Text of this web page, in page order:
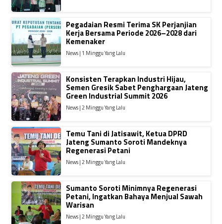
Pegadaian Resmi Terima SK Perjanjian
Kerja Bersama Periode 2026–2028 dari
Kemenaker
News | 1 Minggu Yang Lalu
Konsisten Terapkan Industri Hijau,
Semen Gresik Sabet Penghargaan Jateng
Green Industrial Summit 2026
News | 2 Minggu Yang Lalu
Temu Tani di Jatisawit, Ketua DPRD
Jateng Sumanto Soroti Mandeknya
Regenerasi Petani
News | 2 Minggu Yang Lalu
Sumanto Soroti Minimnya Regenerasi
Petani, Ingatkan Bahaya Menjual Sawah
Warisan
News | 2 Minggu Yang Lalu